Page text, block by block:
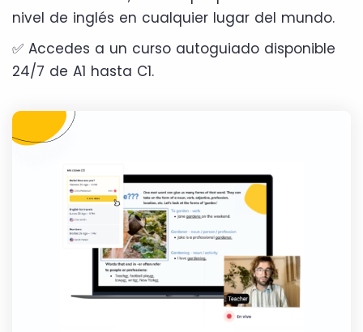
nivel de inglés en cualquier lugar del mundo.
✅ Accedes a un curso autoguiado disponible
24/7 de A1 hasta C1.